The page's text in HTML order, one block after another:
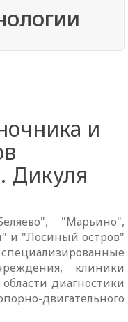
и
Дикуля
"Марьино",
и "Лосиный остров"
клиники
диагностики
двигательного